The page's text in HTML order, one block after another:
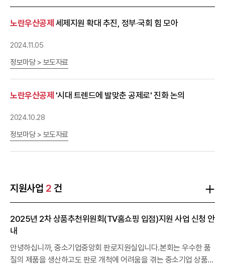
노란우산공제 세제지원 확대 추진, 정부·국회 힘 모아
2024.11.05
정보마당 > 보도자료
노란우산공제 '시대 트렌드에 발맞춘 공제로' 진화 논의
2024.10.28
정보마당 > 보도자료
지원사업 2 건
2025년 2차 상품추천위원회(TV홈쇼핑 입점)지원 사업 신청 안
내
안녕하십니까, 중소기업중앙회 판로지원실입니다.본회는 우수한 품
질의 제품을 생산하고도 판로 개척에 어려움을 겪는 중소기업 상품을